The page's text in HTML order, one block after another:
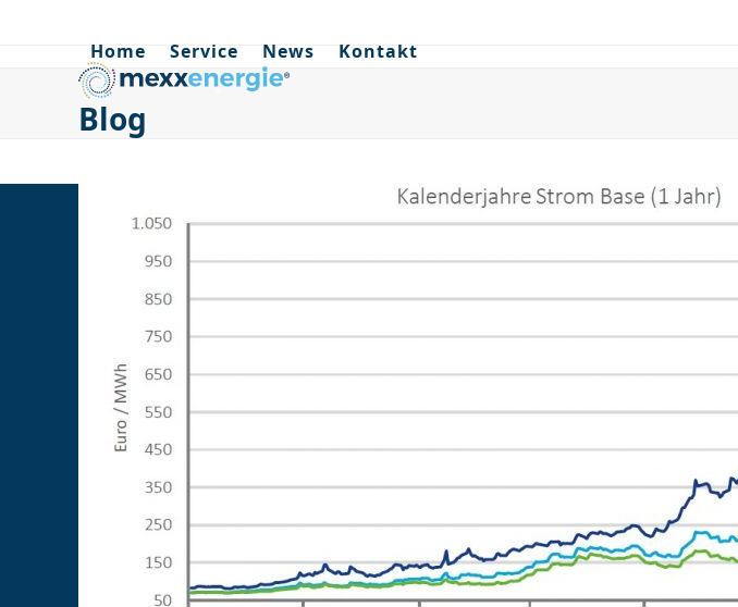
Home Service News Kontakt
Blog